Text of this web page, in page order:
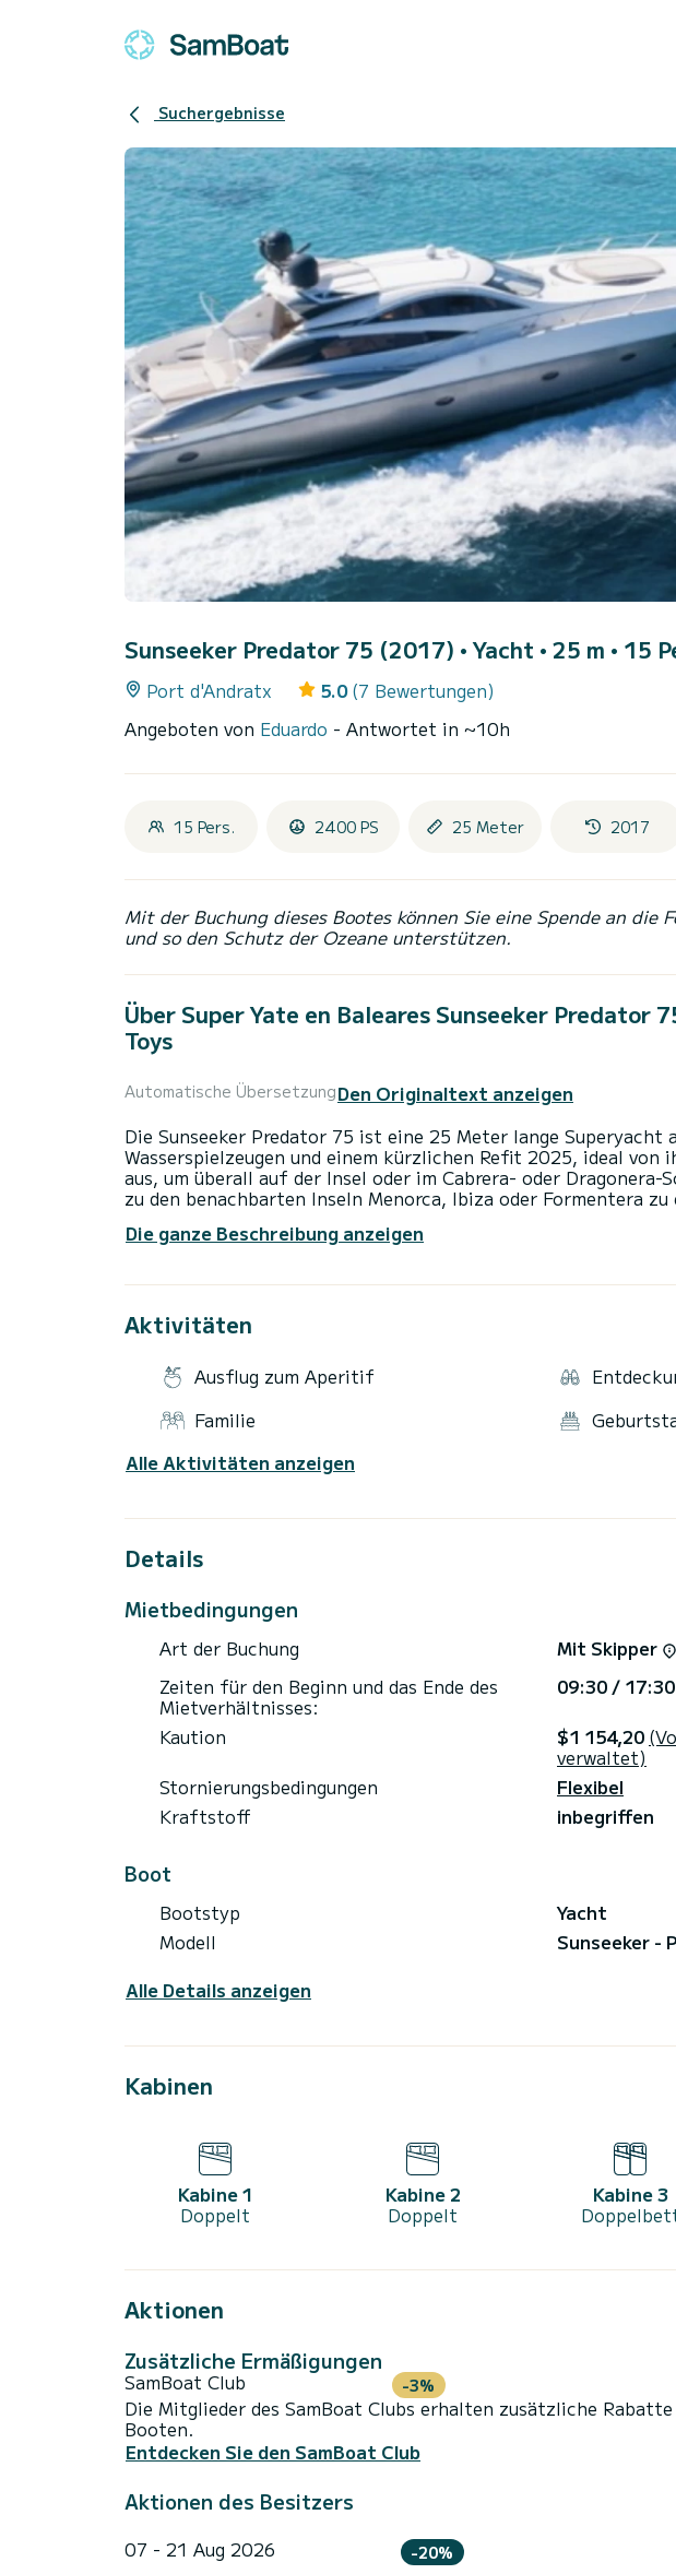
Suchergebnisse
Sunseeker Predator 75 (2017) • Yacht • 25 m • 15
Port d'Andratx 5.0 (7 Bewertungen)
Angeboten von Eduardo - Antwortet in ~10h
15 Pers. 2400 PS 25 Meter 2017
Mit der Buchung dieses Bootes können Sie eine Spende an die
und so den Schutz der Ozeane unterstützen.
Über Super Yate en Baleares Sunseeker Predator
Toys
Automatische ÜbersetzungDen Originaltext anzeigen
Die Sunseeker Predator 75 ist eine 25 Meter lange Superyacht
Wasserspielzeugen und einem kürzlichen Refit 2025, ideal von
aus, um überall auf der Insel oder im Cabrera- oder Dragonera-
zu den benachbarten Inseln Menorca, Ibiza oder Formentera zu
Nichts ist für die Predator zu weit mit ihrer
und Exklusivität suchen, oder für Gruppen oder Familien, die
sowohl für ganztägige Ausflüge als auch für Übernachtungen an
Die ganze Beschreibung anzeigen
Aktivitäten
Ausflug zum Aperitif
Familie
Alle Aktivitäten anzeigen
Details
Mietbedingungen
Art der Buchung
Mit Skipper
Zeiten für den Beginn und das Ende des
Mietverhältnisses:
09:30 / 17:30
Kaution
$1 154,20
verwaltet)
Stornierungsbedingungen
Flexibel
Kraftstoff
inbegriffen
Boot
Bootstyp
Yacht
Modell
Sunseeker -
Alle Details anzeigen
Kabinen
Kabine 1
Doppelt
Kabine 2
Doppelt
Kabine 3
Aktionen
Zusätzliche Ermäßigungen
SamBoat Club -3%
Die Mitglieder des SamBoat Clubs erhalten zusätzliche
Booten.
Entdecken Sie den SamBoat Club
Aktionen des Besitzers
07 - 21 Aug 2026 -20%